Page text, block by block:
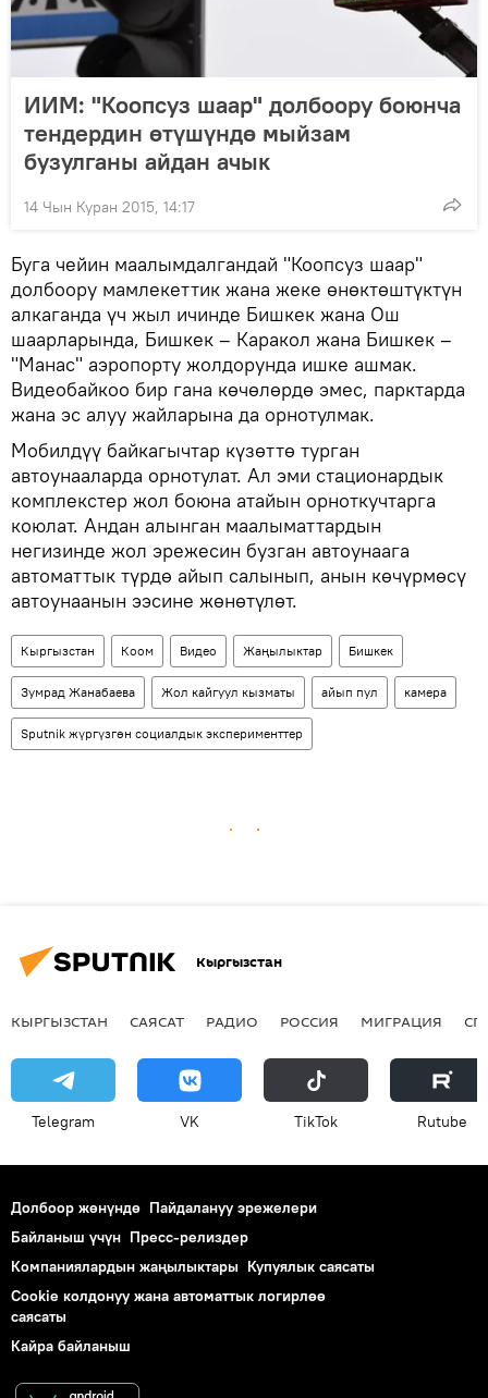
ИИМ: "Коопсуз шаар" долбоору боюнча
тендердин өтүшүндө мыйзам
бузулганы айдан ачык
14 Чын Куран 2015, 14:17
Буга чейин маалымдалгандай "Коопсуз шаар"
долбоору мамлекеттик жана жеке өнөктөштүктүн
алкаганда үч жыл ичинде Бишкек жана Ош
шаарларында, Бишкек – Каракол жана Бишкек –
"Манас" аэропорту жолдорунда ишке ашмак.
Видеобайкоо бир гана көчөлөрдө эмес, парктарда
жана эс алуу жайларына да орнотулмак.
Мобилдүү байкагычтар күзөттө турган
автоунааларда орнотулат. Ал эми стационардык
комплекстер жол боюна атайын орноткучтарга
коюлат. Андан алынган маалыматтардын
негизинде жол эрежесин бузган автоунаага
автоматтык түрдө айып салынып, анын көчүрмөсү
автоунаанын ээсине жөнөтүлөт.
Кыргызстан Коом Видео Жаңылыктар Бишкек
Зумрад Жанабаева Жол кайгуул кызматы айып пул камера
Sputnik жүргүзгөн социалдык эксперименттер
Кыргызстан
КЫРГЫЗСТАН САЯСАТ РАДИО РОССИЯ МИГРАЦИЯ
Telegram VK ТikТоk Rutube
Долбоор жөнүндө Пайдалануу эрежелери
Байланыш үчүн Пресс-релиздер
Компаниялардын жаңылыктары Купуялык саясаты
Cookie колдонуу жана автоматтык логирлөө
саясаты
Кайра байланыш